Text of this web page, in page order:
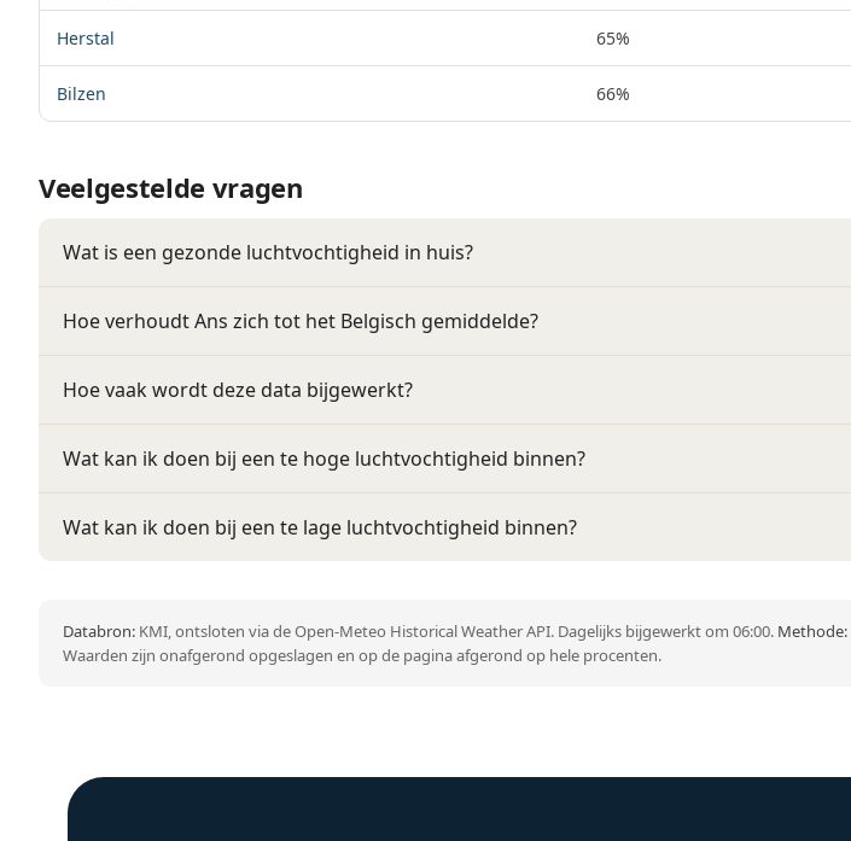
Herstal 65%
Bilzen 66%
Veelgestelde vragen
Wat is een gezonde luchtvochtigheid in huis?
Hoe verhoudt Ans zich tot het Belgisch gemiddelde?
Hoe vaak wordt deze data bijgewerkt?
Wat kan ik doen bij een te hoge luchtvochtigheid binnen?
Wat kan ik doen bij een te lage luchtvochtigheid binnen?
Databron: KMI, ontsloten via de Open-Meteo Historical Weather API. Dagelijks bijgewerkt om 06:00. Methode:
Waarden zijn onafgerond opgeslagen en op de pagina afgerond op hele procenten.